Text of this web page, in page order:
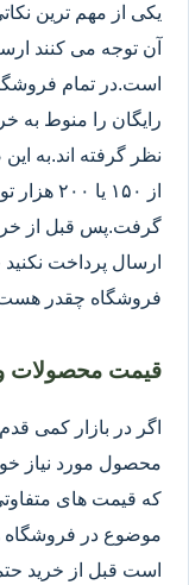
یکی از مهم ترین
آن توجه می کنند
است.در تمام
رایگان را منوط به
نظر گرفته اند.به
از ۱۵۰
گرفت.پس قبل از
ارسال پرداخت
فروشگاه چقدر
قیمت محصولات و
اگر در بازار کمی
محصول مورد نیاز
که قیمت های
موضوع در فروشگاه
است قبل از خرید